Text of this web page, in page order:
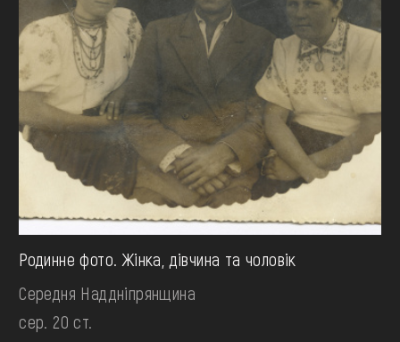
Родинне фото. Жінка, дівчина та чоловік
Середня Наддніпрянщина
сер. 20 ст.